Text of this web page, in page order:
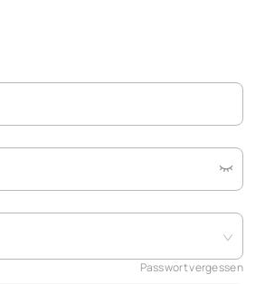
Passwort vergessen